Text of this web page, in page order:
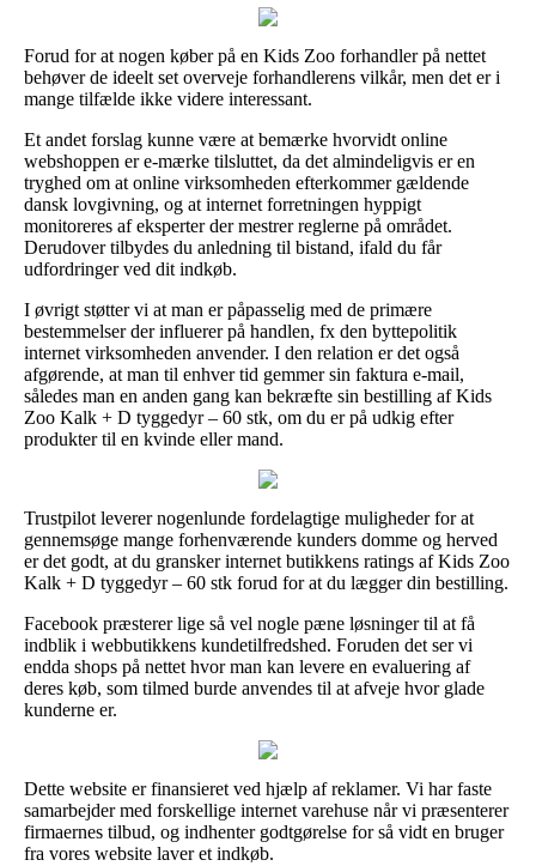
Forud for at nogen køber på en Kids Zoo forhandler på nettet
behøver de ideelt set overveje forhandlerens vilkår, men det er i
mange tilfælde ikke videre interessant.
Et andet forslag kunne være at bemærke hvorvidt online
webshoppen er e-mærke tilsluttet, da det almindeligvis er en
tryghed om at online virksomheden efterkommer gældende
dansk lovgivning, og at internet forretningen hyppigt
monitoreres af eksperter der mestrer reglerne på området.
Derudover tilbydes du anledning til bistand, ifald du får
udfordringer ved dit indkøb.
I øvrigt støtter vi at man er påpasselig med de primære
bestemmelser der influerer på handlen, fx den byttepolitik
internet virksomheden anvender. I den relation er det også
afgørende, at man til enhver tid gemmer sin faktura e-mail,
således man en anden gang kan bekræfte sin bestilling af Kids
Zoo Kalk + D tyggedyr – 60 stk, om du er på udkig efter
produkter til en kvinde eller mand.
Trustpilot leverer nogenlunde fordelagtige muligheder for at
gennemsøge mange forhenværende kunders domme og herved
er det godt, at du gransker internet butikkens ratings af Kids Zoo
Kalk + D tyggedyr – 60 stk forud for at du lægger din bestilling.
Facebook præsterer lige så vel nogle pæne løsninger til at få
indblik i webbutikkens kundetilfredshed. Foruden det ser vi
endda shops på nettet hvor man kan levere en evaluering af
deres køb, som tilmed burde anvendes til at afveje hvor glade
kunderne er.
Dette website er finansieret ved hjælp af reklamer. Vi har faste
samarbejder med forskellige internet varehuse når vi præsenterer
firmaernes tilbud, og indhenter godtgørelse for så vidt en bruger
fra vores website laver et indkøb.